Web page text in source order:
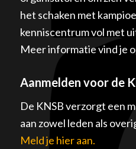
het schaken met
kenniscentrum vol met
Meer informatie vind je
Aanmelden voor de
De KNSB verzorgt een
aan zowel leden als
Meld je hier aan.